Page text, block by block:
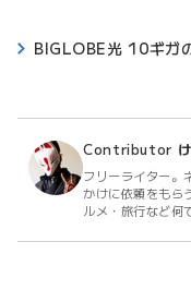
BIGLOBE光 10ギガ
Contributor
フリーライター。
かけに依頼をもら
ルメ・旅行など何